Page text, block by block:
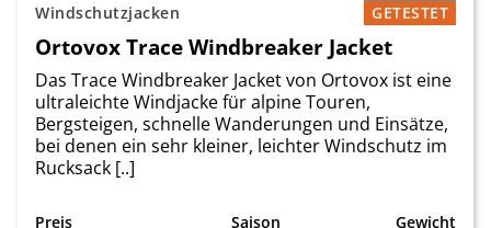
Windschutzjacken GETESTET
Ortovox Trace Windbreaker Jacket
Das Trace Windbreaker Jacket von Ortovox ist eine
ultraleichte Windjacke für alpine Touren,
Bergsteigen, schnelle Wanderungen und Einsätze,
bei denen ein sehr kleiner, leichter Windschutz im
Rucksack [..]
Preis
Saison
Gewicht